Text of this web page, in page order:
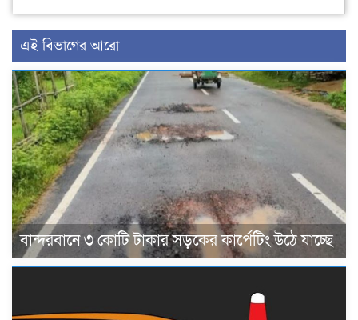
এই বিভাগের আরো
বান্দরবানে ৩ কোটি টাকার সড়কের কার্পেটিং উঠে যাচ্ছে